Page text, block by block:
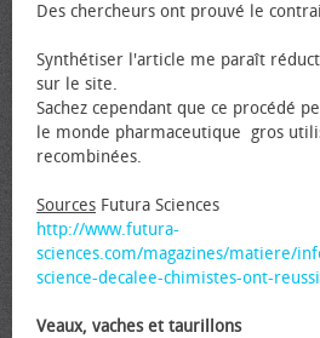
Des chercheurs ont prouvé le
Synthétiser l'article me paraît
sur le site.
Sachez cependant que ce procédé
le monde pharmaceutique gros
recombinées.
Sources Futura Sciences
http://www.futura-
sciences.com/magazines/matiere/
science-decalee-chimistes-ont-
Veaux, vaches et taurillons